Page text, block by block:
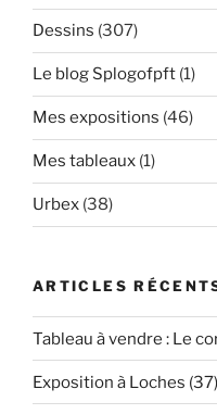
Dessins (307)
Le blog Splogofpft (1)
Mes expositions (46)
Mes tableaux (1)
Urbex (38)
ARTICLES
Tableau à vendre : Le
Exposition à Loches (37)